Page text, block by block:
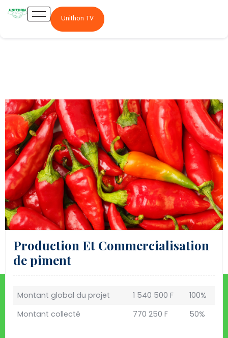
Unithon TV
Production Et Commercialisation
de piment
Montant global du projet 1 540 500 F
100%
Montant collecté
770 250 F 50%